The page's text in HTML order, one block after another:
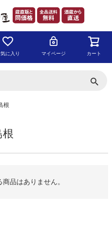
に入り マイページ カート
根
根
品はありません。